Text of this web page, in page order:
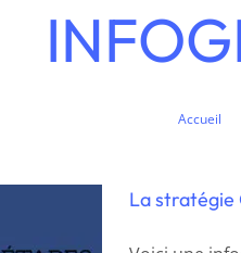
Accueil
La stratégie